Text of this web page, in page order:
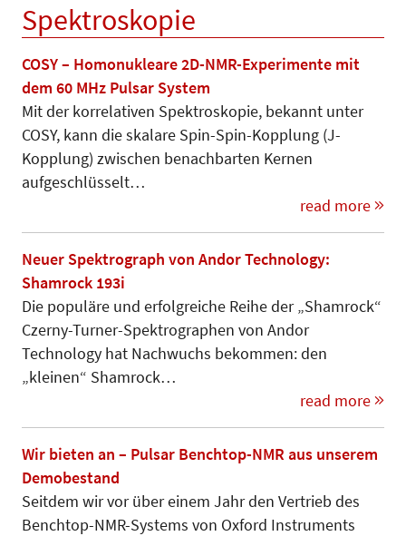
Spektroskopie
COSY – Homonukleare 2D-NMR-Experimente mit
dem 60 MHz Pulsar System
Mit der korrelativen Spektroskopie, bekannt unter
COSY, kann die skalare Spin-Spin-Kopplung (J-
Kopplung) zwischen benachbarten Kernen
aufgeschlüsselt…
read more
Neuer Spektrograph von Andor Technology:
Shamrock 193i
Die populäre und erfolgreiche Reihe der „Shamrock“
Czerny-Turner-Spektrographen von Andor
Technology hat Nachwuchs bekommen: den
„kleinen“ Shamrock…
read more
Wir bieten an – Pulsar Benchtop-NMR aus unserem
Demobestand
Seitdem wir vor über einem Jahr den Vertrieb des
Benchtop-NMR-Systems von Oxford Instruments